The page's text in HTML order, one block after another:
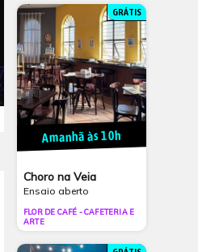
GRÁTIS
Amanhã às 10h
Choro na Veia
Ensaio aberto
FLOR DE CAFÉ - CAFETERIA E
ARTE